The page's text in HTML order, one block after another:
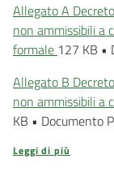
Allegato A
non ammissibili a
formale 127 KB •
Allegato B
non ammissibili a
KB • Documento
Leggi di più